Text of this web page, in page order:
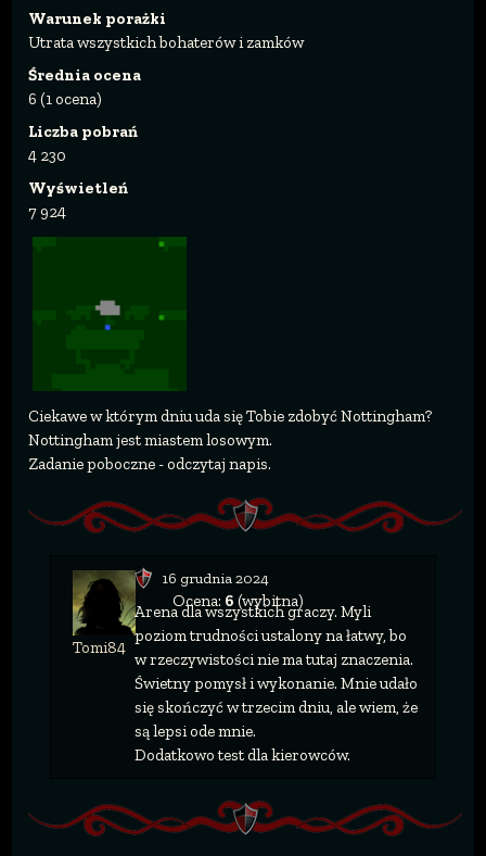
Warunek porażki
Utrata wszystkich bohaterów i zamków
Średnia ocena
6 (1 ocena)
Liczba pobrań
4 230
Wyświetleń
7 924
Ciekawe w którym dniu uda się Tobie zdobyć Nottingham?
Nottingham jest miastem losowym.
Zadanie poboczne - odczytaj napis.
Tomi84
16 grudnia 2024
Ocena: 6 (wybitna)
Arena dla wszystkich graczy. Myli
poziom trudności ustalony na łatwy, bo
w rzeczywistości nie ma tutaj znaczenia.
Świetny pomysł i wykonanie. Mnie udało
się skończyć w trzecim dniu, ale wiem, że
są lepsi ode mnie.
Dodatkowo test dla kierowców.